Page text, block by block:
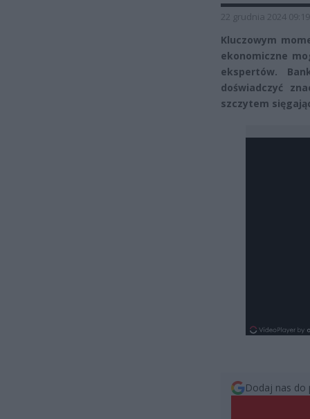
22 grudnia 2024 09:19
Kluczowym
ekonomiczne
ekspertów.
doświadczyć
szczytem
Dodaj nas do